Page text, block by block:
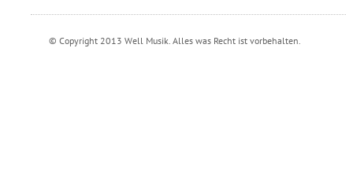
© Copyright 2013 Well Musik. Alles was Recht ist vorbehalten.